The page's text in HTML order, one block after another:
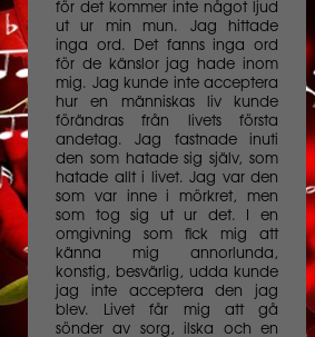
för det kommer inte något ljud
ut ur min mun. Jag hittade
inga ord. Det fanns inga ord
för de känslor jag hade inom
mig. Jag kunde inte acceptera
hur en människas liv kunde
förändras från livets första
andetag. Jag fastnade inuti
den som hatade sig själv, som
hatade allt i livet. Jag var den
som var inne i mörkret, men
som tog sig ut ur det. I en
omgivning som fick mig att
känna mig annorlunda,
konstig, besvärlig, udda kunde
jag inte acceptera den jag
blev. Livet får mig att gå
sönder av sorg, ilska och en